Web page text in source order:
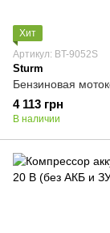
Хит
Артикул: BT-9052S
Sturm
Бензиновая
4 113 грн
В наличии